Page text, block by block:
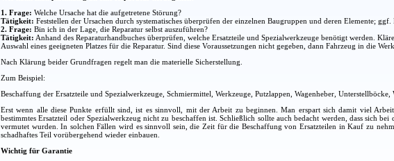
1. Frage: Welche Ursache hat die aufgetretene Störung?
Tätigkeit: Feststellen der Ursachen durch systematisches überprüfen der einzelnen Baugruppen und deren Elemente; ggf.
2. Frage: Bin ich in der Lage, die Reparatur selbst auszuführen?
Tätigkeit: Anhand des Reparaturhandbuches überprüfen, welche Ersatzteile und Spezialwerkzeuge benötigt werden.
Auswahl eines geeigneten Platzes für die Reparatur. Sind diese Voraussetzungen nicht gegeben, dann Fahrzeug in die
Nach Klärung beider Grundfragen regelt man die materielle Sicherstellung.
Zum Beispiel:
Beschaffung der Ersatzteile und Spezialwerkzeuge, Schmiermittel, Werkzeuge, Putzlappen, Wagenheber,
Erst wenn alle diese Punkte erfüllt sind, ist es sinnvoll, mit der Arbeit zu beginnen. Man erspart sich damit viel
bestimmtes Ersatzteil oder Spezialwerkzeug nicht zu beschaffen ist. Schließlich sollte auch bedacht werden, dass sich
vermutet wurden. In solchen Fällen wird es sinnvoll sein, die Zeit für die Beschaffung von Ersatzteilen in Kauf zu
schadhaftes Teil vorübergehend wieder einbauen.
Wichtig für Garantie